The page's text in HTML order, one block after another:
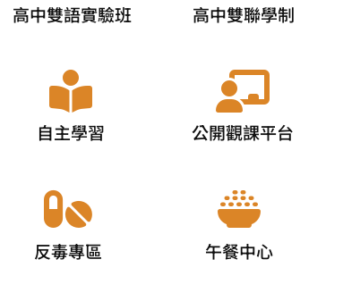
高中雙語實驗班 高中雙聯學制
自主學習 公開觀課平台
反毒專區 午餐中心